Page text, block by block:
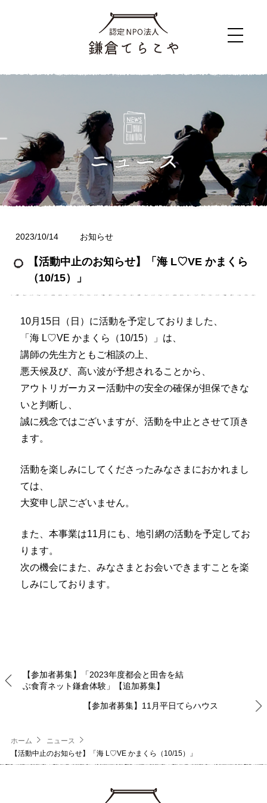
2023/10/14 お知らせ
【活動中止のお知らせ】「海 L♡VE かまくら
（10/15）」
10月15日（日）に活動を予定しておりました、
「海 L♡VE かまくら（10/15）」は、
講師の先生方ともご相談の上、
悪天候及び、高い波が予想されることから、
アウトリガーカヌー活動中の安全の確保が担保できな
いと判断し、
誠に残念ではございますが、活動を中止とさせて頂き
ます。
活動を楽しみにしてくださったみなさまにおかれまし
ては、
大変申し訳ございません。
また、本事業は11月にも、地引網の活動を予定してお
ります。
次の機会にまた、みなさまとお会いできますことを楽
しみにしております。
【参加者募集】「2023年度都会と田舎を結
ぶ食育ネット鎌倉体験」【追加募集】
【参加者募集】11月平日てらハウス
ホーム
ニュース
【活動中止のお知らせ】「海 L♡VE かまくら（10/15）」